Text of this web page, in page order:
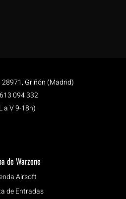
Griñón (Madrid)
094 332
a V 9-18h)
de Warzone
Airsoft
de Entradas